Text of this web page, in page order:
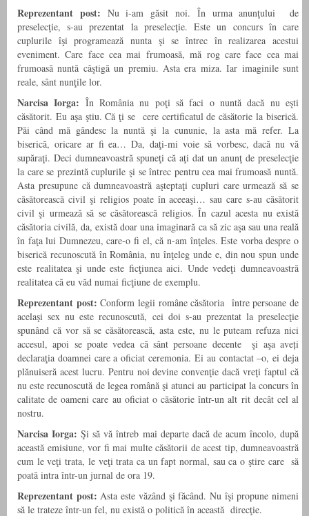
Reprezentant post: Nu i-am găsit noi. În urma anunţului de
preselecţie, s-au prezentat la preselecţie. Este un concurs în care
cuplurile îşi programează nunta şi se întrec în realizarea acestui
eveniment. Care face cea mai frumoasă, mă rog care face cea mai
frumoasă nuntă câştigă un premiu. Asta era miza. Iar imaginile sunt
reale, sânt nunţile lor.
Narcisa Iorga: În România nu poţi să faci o nuntă dacă nu eşti
căsătorit. Eu aşa ştiu. Că ţi se cere certificatul de căsătorie la biserică.
Păi când mă gândesc la nuntă şi la cununie, la asta mă refer. La
biserică, oricare ar fi ea… Da, daţi-mi voie să vorbesc, dacă nu vă
supăraţi. Deci dumneavoastră spuneţi că aţi dat un anunţ de preselecţie
la care se prezintă cuplurile şi se întrec pentru cea mai frumoasă nuntă.
Asta presupune că dumneavoastră aşteptaţi cupluri care urmează să se
căsătorească civil şi religios poate în aceeaşi… sau care s-au căsătorit
civil şi urmează să se căsătorească religios. În cazul acesta nu există
căsătoria civilă, da, există doar una imaginară ca să zic aşa sau una reală
în faţa lui Dumnezeu, care-o fi el, că n-am înţeles. Este vorba despre o
biserică recunoscută în România, nu înţeleg unde e, din nou spun unde
este realitatea şi unde este ficţiunea aici. Unde vedeţi dumneavoastră
realitatea că eu văd numai ficţiune de exemplu.
Reprezentant post: Conform legii române căsătoria între persoane de
acelaşi sex nu este recunoscută, cei doi s-au prezentat la preselecţie
spunând că vor să se căsătorească, asta este, nu le puteam refuza nici
accesul, apoi se poate vedea că sânt persoane decente şi aşa aveți
declaraţia doamnei care a oficiat ceremonia. Ei au contactat –o, ei deja
plănuiseră acest lucru. Pentru noi devine convenţie dacă vreţi faptul că
nu este recunoscută de legea română şi atunci au participat la concurs în
calitate de oameni care au oficiat o căsătorie într-un alt rit decât cel al
nostru.
Narcisa Iorga: Şi să vă întreb mai departe dacă de acum încolo, după
această emisiune, vor fi mai multe căsătorii de acest tip, dumneavoastră
cum le veţi trata, le veţi trata ca un fapt normal, sau ca o ştire care să
poată intra într-un jurnal de ora 19.
Reprezentant post:Asta este văzând şi făcând. Nu îşi propune nimeni
să le trateze într-un fel, nu există o politică în această direcţie.